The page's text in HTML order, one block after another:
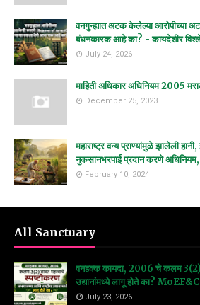
वनगुन्ह्यात अटक केलेल्या आरोपीच्या
बंधनकारक आहे का? - कायदेशीर
July 24, 2026
माहिती अधिकार अधिनियम 2005
December 25, 2023
महाराष्ट्र वन्य प्राण्यांमुळे झालेली
नुकसानभरपाई प्रदान करणे
February 10, 2024
All Sanctuary
वनहक्क कायदा, 2006 चे कलम 3(2)
उद्यानांमध्ये लागू होते का?
July 23, 2026